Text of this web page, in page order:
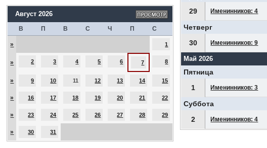
Август 2026
В П В С Ч П С
» 1
» 2 3 4 5 6 7 8
» 9 10 11 12 13 14 15
» 16 17 18 19 20 21 22
» 23 24 25 26 27 28 29
» 30 31
29
Именинников: 4
Четверг
30
Именинников: 9
Май 2026
Пятница
1
Именинников: 3
Суббота
2
Именинников: 4